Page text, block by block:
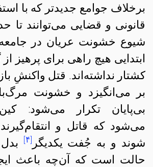
برخلاف جوامع جدیدتر که با
قانونی و قضایی می‌توانند تا
شیوع خشونت عریان در جامعه
ابتدایی هیچ راهی برای پرهیز
کشتار نداشته‌اند. قتل واکنشِ
بر می‌انگیزد و خشونت
بی‌پایان تکرار می‌شود:
می‌شود که قاتل و
شوند و به جُفت‌ یکدیگر [۴]
حالت است که آن‌چه باعث